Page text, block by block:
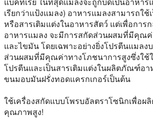
เรียกว่าแป้งแมลง) อาหารแมลงสามารถใ
หรือสารเติมแต่งในอาหารสัตว์ แต่เพื่อการ
อาหารแมลง จะมีการสกัดส่วนผสมที่มีคุณ
และไขมัน โดยเฉพาะอย่างยิ่งโปรตีนแมล
ส่วนผสมที่มีคุณค่าทางโภชนาการสูงซึ่งใช้
โปรตีนและเป็นสารเติมแต่งในผลิตภัณฑ์อ
ขนมอบมันฝรั่งทอดแครกเกอร์เป็นต้น
ใช้เครื่องสกัดแบบโพรบอัลตราโซนิกเพื่อผ
คุณภาพสูง!